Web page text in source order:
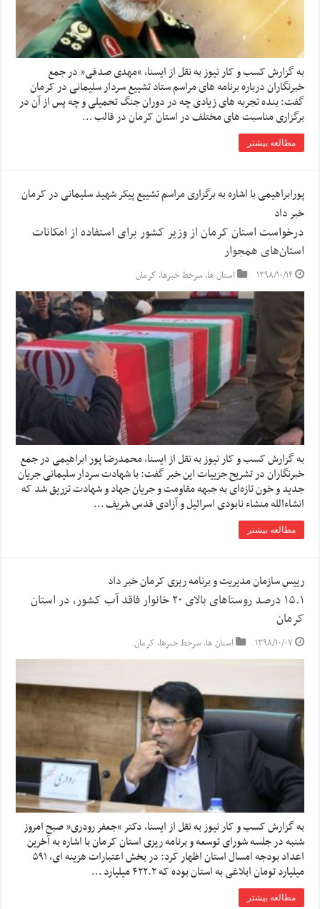
به گزارش کسب و کار نیوز به نقل از ایسنا, “مهدی صدفی” در جمع
خبرنگاران درباره برنامه های مراسم ستاد تشییع سردار سلیمانی در کرمان
گفت: بنده تجربه های زیادی چه در دوران جنگ تحمیلی و چه پس از آن در
برگزاری مناسبت های مختلف در استان کرمان در قالب …
مطالعه بیشتر
پورابراهیمی با اشاره به برگزاری مراسم تشییع پیکر شهید سلیمانی در کرمان
خبر داد
درخواست استان کرمان از وزیر کشور برای استفاده از امکانات
استان‌های همجوار
۱۳۹۸/۱۰/۱۴ استان ها,سرخط خبرها, کرمان
به گزارش کسب و کار نیوز به نقل از ایسنا, محمدرضا پور ابراهیمی در جمع
خبرنگاران در تشریح جزییات این خبر گفت: با شهادت سردار سلیمانی جریان
جدید و خون تازه‌ای به جبهه مقاومت و جریان جهاد و شهادت تزریق شد که
انشاءالله منشاء نابودی اسرائیل و آزادی قدس شریف …
مطالعه بیشتر
رییس سازمان مدیریت و برنامه ریزی کرمان خبر داد
۱۵.۱ درصد روستاهای بالای ۲۰ خانوار فاقد آب کشور، در استان
کرمان
۱۳۹۸/۱۰/۰۷ استان ها,سرخط خبرها, کرمان
به گزارش کسب و کار نیوز به نقل از ایسنا, دکتر “جعفر رودری” صبح امروز
شنبه در جلسه شورای توسعه و برنامه ریزی استان کرمان با اشاره به آخرین
اعداد بودجه امسال استان اظهار کرد: در بخش اعتبارات هزینه ای، ۵۹۱
میلیارد تومان ابلاغی به استان بوده که ۴۲۲.۲ میلیارد …
مطالعه بیشتر